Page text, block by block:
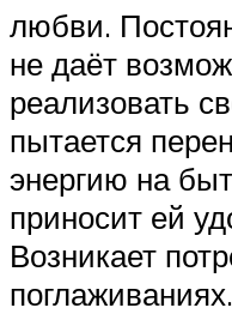
любви.
не даёт
реализовать
пытается
энергию на
приносит ей
Возникает
поглаживаниях.